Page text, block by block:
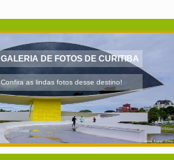
GALERIA DE FOTOS DE CURITIBA
Confira as lindas fotos desse destino!